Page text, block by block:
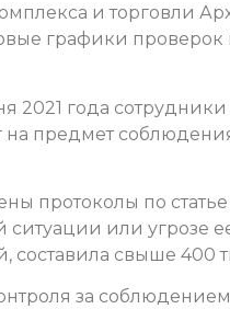
и торговли
графики
2021 года
на предмет
протоколы по
или угрозе
составила свыше 400
за